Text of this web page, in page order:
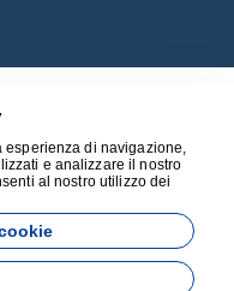
esperienza di navigazione,
e analizzare il nostro
al nostro utilizzo dei